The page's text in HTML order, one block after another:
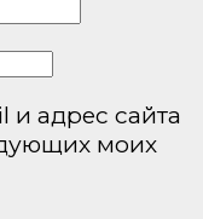
и адрес сайта
моих